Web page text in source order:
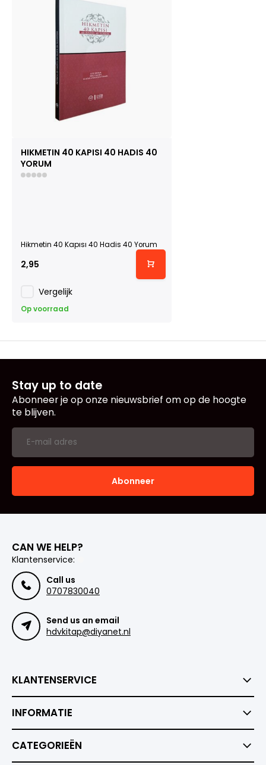
HIKMETIN 40 KAPISI 40 HADIS 40
YORUM
Hikmetin 40 Kapısı 40 Hadis 40 Yorum
2,95
Vergelijk
Op voorraad
Stay up to date
Abonneer je op onze nieuwsbrief om op de hoogte
te blijven.
Abonneer
CAN WE HELP?
Klantenservice:
Call us
0707830040
Send us an email
hdvkitap@diyanet.nl
KLANTENSERVICE
INFORMATIE
CATEGORIEËN